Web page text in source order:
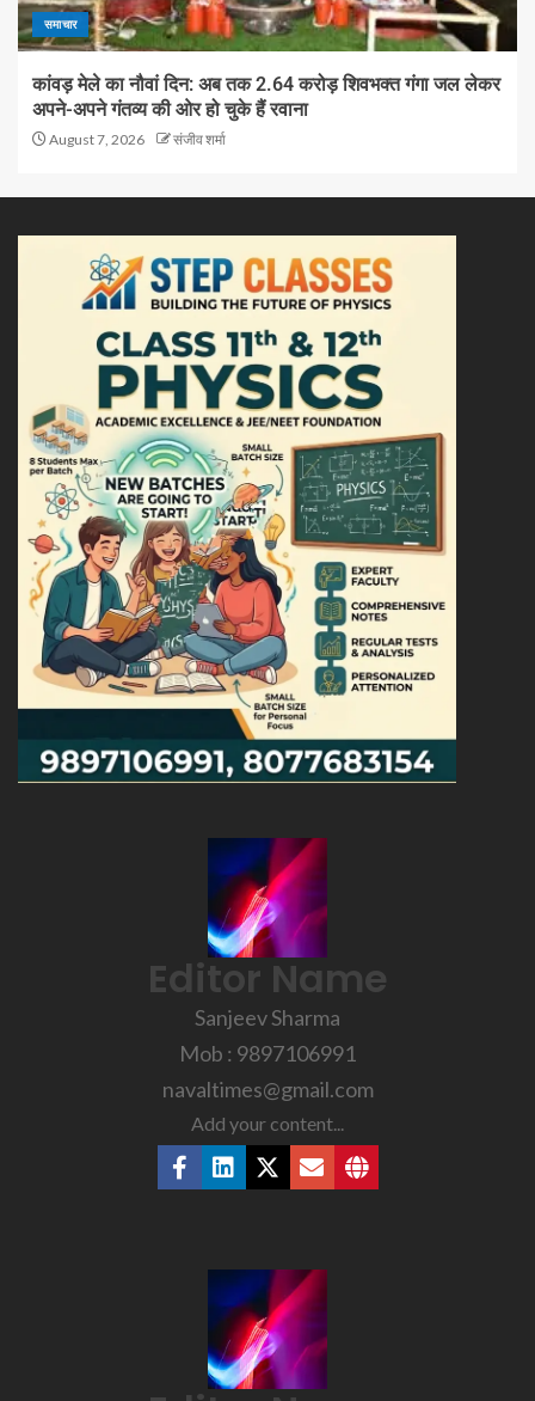
समाचार
कांवड़ मेले का नौवां दिन: अब तक 2.64 करोड़ शिवभक्त गंगा जल लेकर
अपने-अपने गंतव्य की ओर हो चुके हैं रवाना
August 7, 2026 संजीव शर्मा
Editor Name
Sanjeev Sharma
Mob : 9897106991
navaltimes@gmail.com
Add your content...